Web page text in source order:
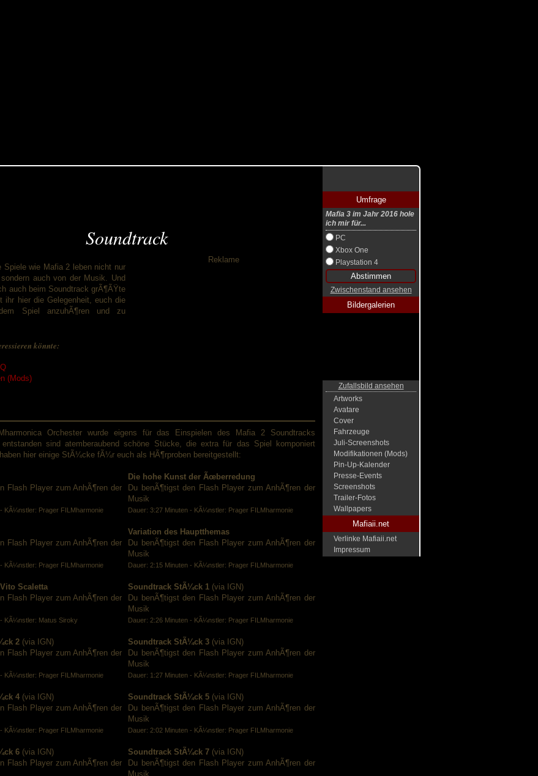
Umfrage
Mafia 3 im Jahr 2016 hole
ich mir für...
PC
Xbox One
Playstation 4
Zwischenstand ansehen
Bildergalerien
Zufallsbild ansehen
Artworks
Avatare
Cover
Fahrzeuge
Juli-Screenshots
Modifikationen (Mods)
Pin-Up-Kalender
Presse-Events
Screenshots
Trailer-Fotos
Wallpapers
Mafiaii.net
Verlinke Mafiaii.net
Impressum
Soundtrack
Reklame
Spiele wie Mafia 2 leben nicht nur
auch von der Musik. Und
auch beim Soundtrack grÃ¶ÃŸte
ihr hier die Gelegenheit, euch die
Spiel anzuhÃ¶ren und zu
könnte:
(Mods)
Orchester wurde eigens für das Einspielen des Mafia 2 Soundtracks
entstanden sind atemberaubend schöne Stücke, die extra für das Spiel komponiert
hier einige StÃ¼cke fÃ¼r euch als HÃ¶rproben bereitgestellt:
Flash Player zum AnhÃ¶ren der
KÃ¼nstler: Prager FILMharmonie
Die hohe Kunst der Ãœberredung
Du benÃ¶tigst den Flash Player zum AnhÃ¶ren der
Musik
Dauer: 3:27 Minuten - KÃ¼nstler: Prager FILMharmonie
Flash Player zum AnhÃ¶ren der
KÃ¼nstler: Prager FILMharmonie
Variation des Hauptthemas
Du benÃ¶tigst den Flash Player zum AnhÃ¶ren der
Musik
Dauer: 2:15 Minuten - KÃ¼nstler: Prager FILMharmonie
Scaletta
Flash Player zum AnhÃ¶ren der
KÃ¼nstler: Matus Siroky
Soundtrack StÃ¼ck 1 (via IGN)
Du benÃ¶tigst den Flash Player zum AnhÃ¶ren der
Musik
Dauer: 2:26 Minuten - KÃ¼nstler: Prager FILMharmonie
2 (via IGN)
Flash Player zum AnhÃ¶ren der
KÃ¼nstler: Prager FILMharmonie
Soundtrack StÃ¼ck 3 (via IGN)
Du benÃ¶tigst den Flash Player zum AnhÃ¶ren der
Musik
Dauer: 1:27 Minuten - KÃ¼nstler: Prager FILMharmonie
4 (via IGN)
Flash Player zum AnhÃ¶ren der
KÃ¼nstler: Prager FILMharmonie
Soundtrack StÃ¼ck 5 (via IGN)
Du benÃ¶tigst den Flash Player zum AnhÃ¶ren der
Musik
Dauer: 2:02 Minuten - KÃ¼nstler: Prager FILMharmonie
6 (via IGN)
Flash Player zum AnhÃ¶ren der
Soundtrack StÃ¼ck 7 (via IGN)
Du benÃ¶tigst den Flash Player zum AnhÃ¶ren der
Musik